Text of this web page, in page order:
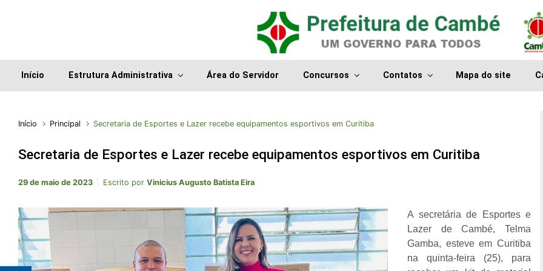
Início Estrutura Administrativa Área do Servidor Concursos Contatos Mapa do site
Início Principal Secretaria de Esportes e Lazer recebe equipamentos esportivos em Curitiba
Secretaria de Esportes e Lazer recebe equipamentos esportivos em Curitiba
29 de maio de 2023 Escrito por Vinicius Augusto Batista Eira
A secretária de Esportes e
Lazer de Cambé, Telma
Gamba, esteve em Curitiba
na quinta-feira (25), para